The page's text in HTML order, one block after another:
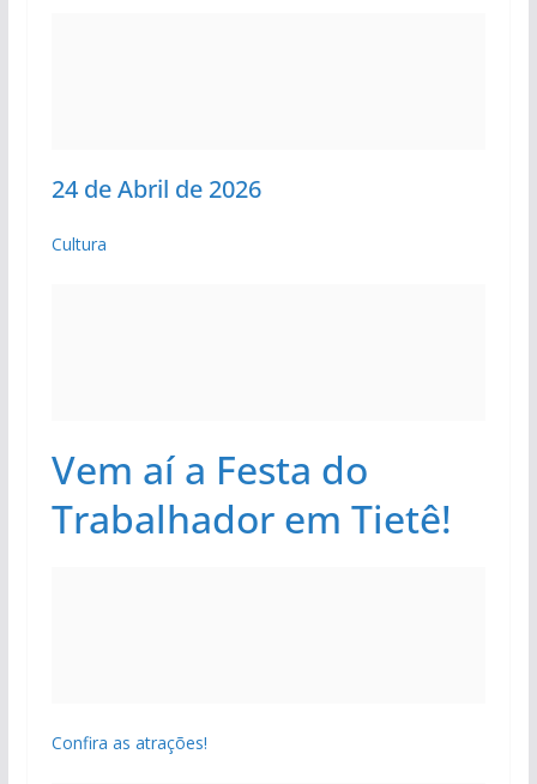
24 de Abril de 2026
Cultura
Vem aí a Festa do
Trabalhador em Tietê!
Confira as atrações!